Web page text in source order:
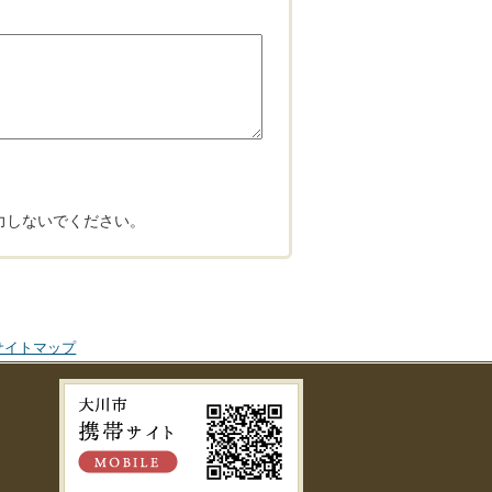
ないでください。
イトマップ